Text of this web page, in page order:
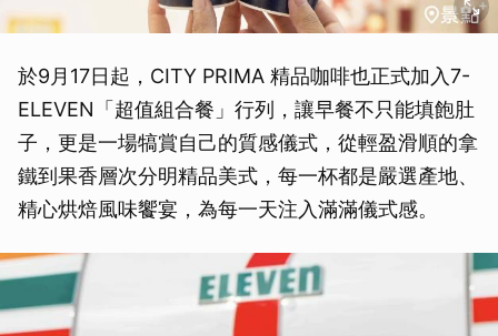
於9月17日起，CITY PRIMA 精品咖啡也正式加入7-
ELEVEN「超值組合餐」行列，讓早餐不只能填飽肚
子，更是一場犒賞自己的質感儀式，從輕盈滑順的拿
鐵到果香層次分明精品美式，每一杯都是嚴選產地、
精心烘焙風味饗宴，為每一天注入滿滿儀式感。